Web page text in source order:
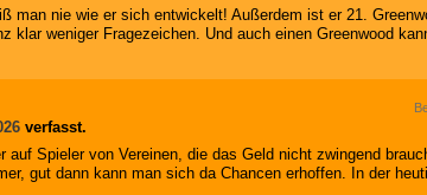
man nie wie er sich entwickelt! Außerdem ist er 21.
weniger Fragezeichen. Und auch einen Greenwood
verfasst.
Spieler von Vereinen, die das Geld nicht zwingend
gut dann kann man sich da Chancen erhoffen. In der